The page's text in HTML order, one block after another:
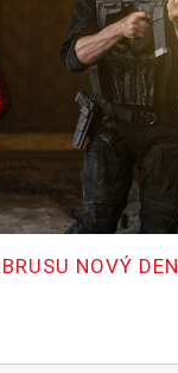
NOVÝ DEN